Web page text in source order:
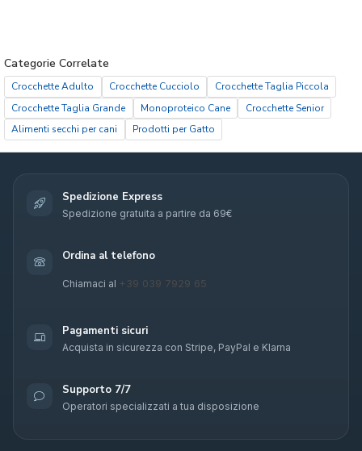
Categorie Correlate
Crocchette Adulto Crocchette Cucciolo
Crocchette Taglia Piccola
Crocchette Taglia Grande
Monoproteico Cane
Crocchette Senior
Alimenti secchi per cani
Prodotti per Gatto
Spedizione Express
Spedizione gratuita a partire da 69€
Ordina al telefono
Chiamaci al +39 039 7929 65
Pagamenti sicuri
Acquista in sicurezza con Stripe, PayPal e Klarna
Supporto 7/7
Operatori specializzati a tua disposizione